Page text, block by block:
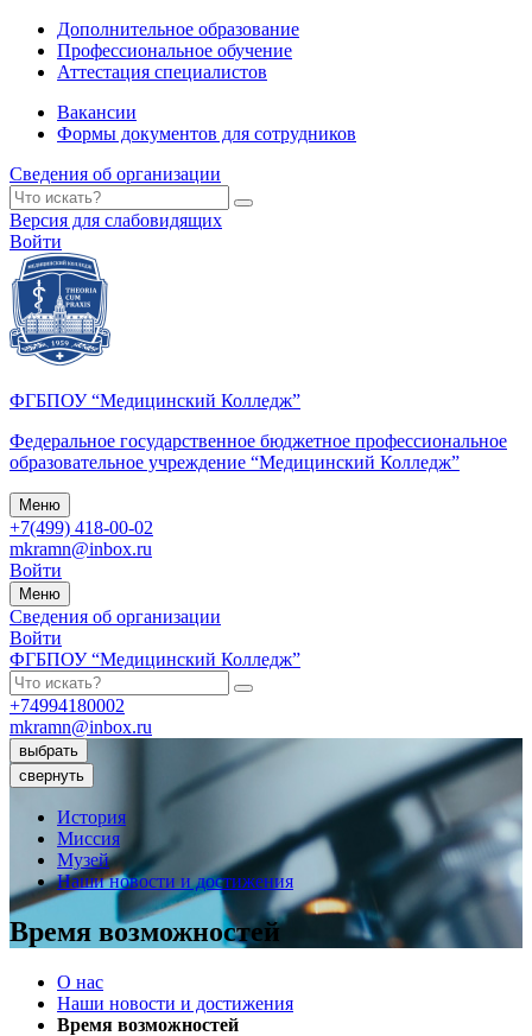
Дополнительное образование
Профессиональное обучение
Аттестация специалистов
Вакансии
Формы документов для сотрудников
Сведения об организации
Версия для слабовидящих
Войти
ФГБПОУ “Медицинский Колледж”
Федеральное государственное бюджетное профессиональное
образовательное учреждение “Медицинский Колледж”
Меню
+7(499) 418-00-02
mkramn@inbox.ru
Войти
Меню
Сведения об организации
Войти
ФГБПОУ “Медицинский Колледж”
+74994180002
mkramn@inbox.ru
выбрать
свернуть
История
Миссия
Музей
Наши новости и достижения
Время возможностей
О нас
Наши новости и достижения
Время возможностей